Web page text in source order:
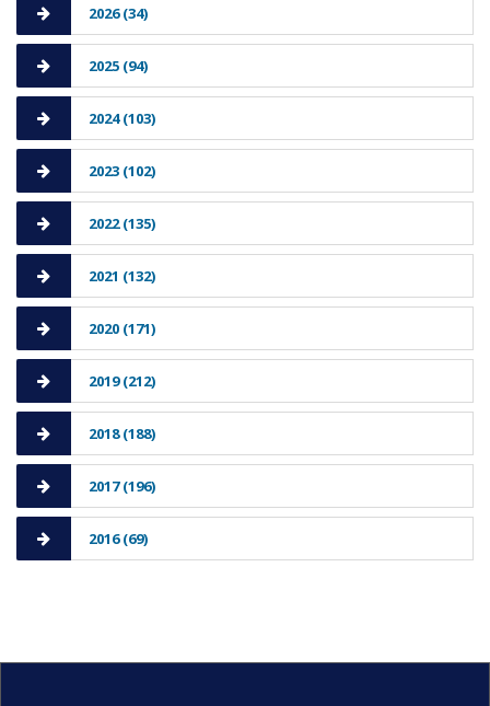
2026 (34)
2025 (94)
2024 (103)
2023 (102)
2022 (135)
2021 (132)
2020 (171)
2019 (212)
2018 (188)
2017 (196)
2016 (69)